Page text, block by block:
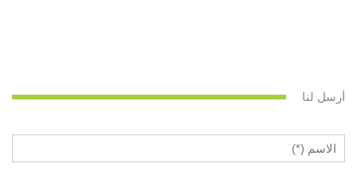
أرسل لنا